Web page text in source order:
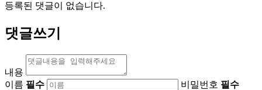
등록된 댓글이 없습니다.
댓글쓰기
내용
이름 필수 비밀번호 필수